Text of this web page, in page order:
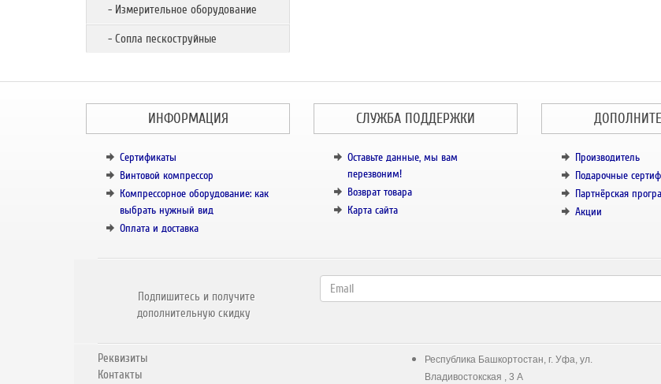
- Измерительное оборудование
- Сопла пескоструйные
ИНФОРМАЦИЯ
Сертификаты
Винтовой компрессор
Компрессорное оборудование: как
выбрать нужный вид
Оплата и доставка
СЛУЖБА ПОДДЕРЖКИ
Оставьте данные, мы вам
перезвоним!
Возврат товара
Карта сайта
Производитель
Подарочные
Партнёрская
Акции
Подпишитесь и получите
дополнительную скидку
Реквизиты
Контакты
Республика Башкортостан, г. Уфа, ул.
Владивостокская , 3 А